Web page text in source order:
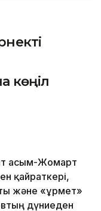
көңіл
Қасым-Жомарт
қайраткері,
және «Құрмет»
дүниеден